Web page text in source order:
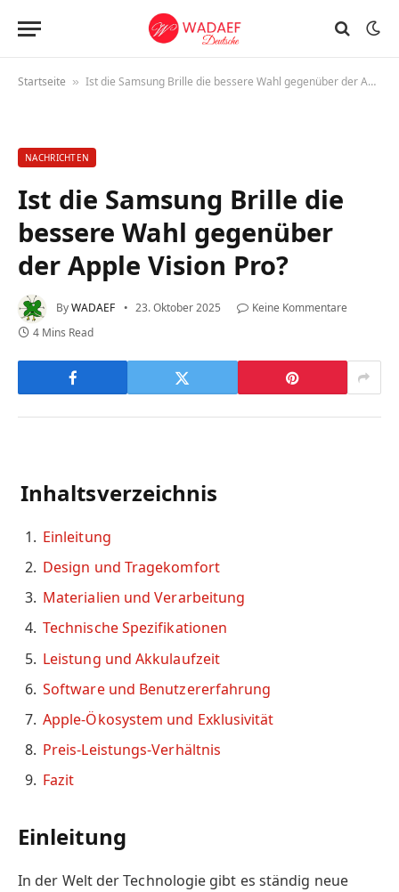
Startseite » Ist die Samsung Brille die bessere Wahl gegenüber der Apple Vision Pro?
NACHRICHTEN
Ist die Samsung Brille die
bessere Wahl gegenüber
der Apple Vision Pro?
ByWADAEF 23. Oktober 2025
Keine Kommentare
4 Mins Read
Inhaltsverzeichnis
Einleitung
Design und Tragekomfort
Materialien und Verarbeitung
Technische Spezifikationen
Leistung und Akkulaufzeit
Software und Benutzererfahrung
Apple-Ökosystem und Exklusivität
Preis-Leistungs-Verhältnis
Fazit
Einleitung
In der Welt der Technologie gibt es ständig neue